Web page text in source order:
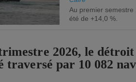
Au premier
été de +14,0 %.
2026, le
traversé par 10 082